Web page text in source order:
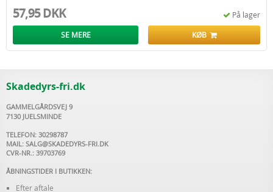
57,95 DKK På lager
SE MERE KØB
Skadedyrs-fri.dk
GAMMELGÅRDSVEJ 9
7130 JUELSMINDE
TELEFON: 30298787
MAIL: SALG@SKADEDYRS-FRI.DK
CVR-NR.: 39703769
ÅBNINGSTIDER I BUTIKKEN:
Efter aftale